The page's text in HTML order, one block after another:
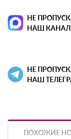
НЕ
НАШ КАНАЛ
НЕ
НАШ
ПОХОЖИЕ